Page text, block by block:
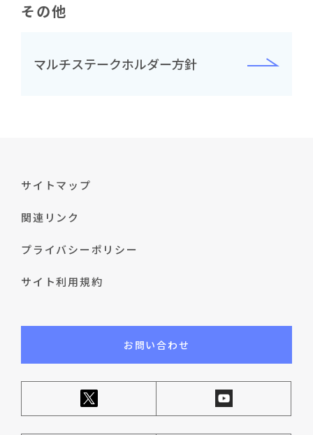
その他
マルチステークホルダー方針
サイトマップ
関連リンク
プライバシーポリシー
サイト利用規約
お問い合わせ